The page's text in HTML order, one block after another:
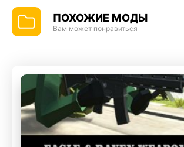
ПОХОЖИЕ МОДЫ
Вам может понравиться